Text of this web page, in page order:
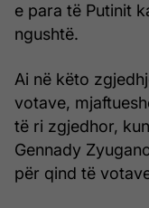
e para të Putinit
ngushtë.
Ai në këto
votave,
të ri zgjedhor,
Gennady
për qind të